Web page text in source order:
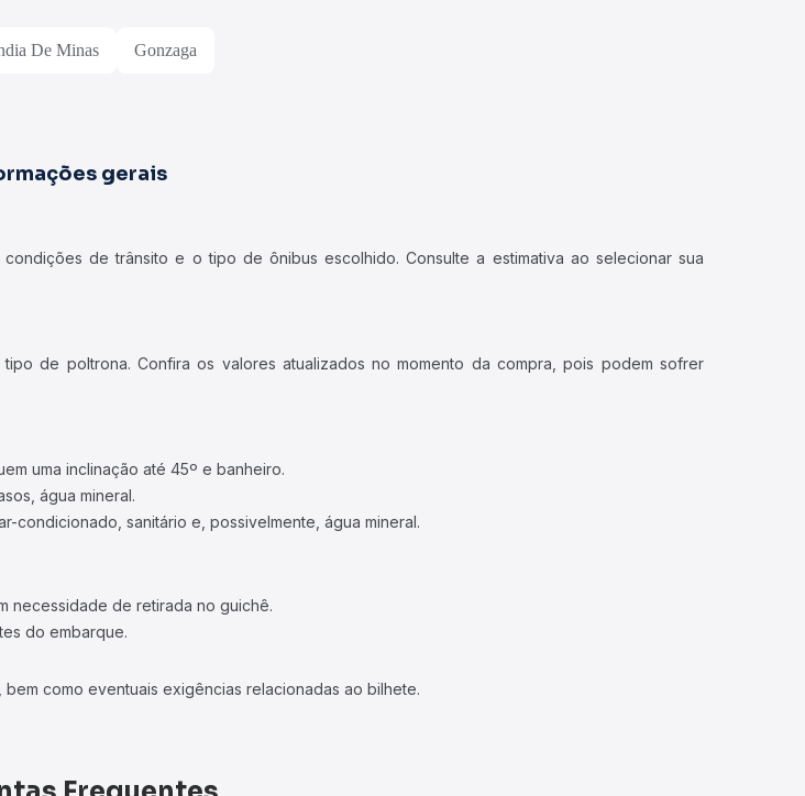
De Minas Gonzaga
gerais
de trânsito e o tipo de ônibus escolhido. Consulte a estimativa ao selecionar sua
de poltrona. Confira os valores atualizados no momento da compra, pois podem sofrer
uma inclinação até 45º e banheiro.
água mineral.
condicionado, sanitário e, possivelmente, água mineral.
necessidade de retirada no guichê.
do embarque.
como eventuais exigências relacionadas ao bilhete.